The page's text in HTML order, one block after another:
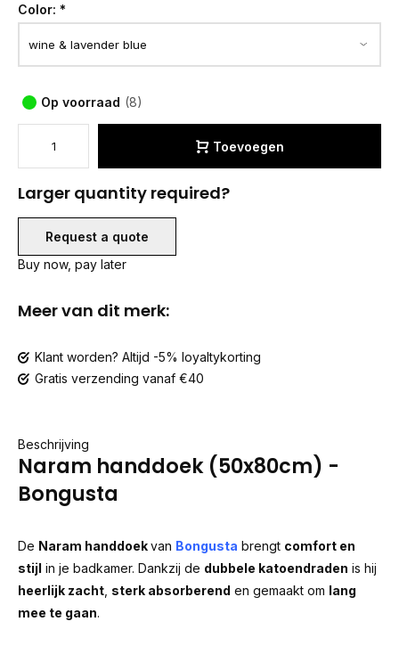
Color: *
Op voorraad (8)
Toevoegen
Larger quantity required?
Request a quote
Buy now, pay later
Meer van dit merk:
Klant worden? Altijd -5% loyaltykorting
Gratis verzending vanaf €40
Beschrijving
Naram handdoek (50x80cm) -
Bongusta
De Naram handdoekvan Bongusta brengt comfort en
stijl in je badkamer. Dankzij de dubbele katoendraden is hij
heerlijk zacht sterk absorberend en gemaakt om lang
mee te gaan.